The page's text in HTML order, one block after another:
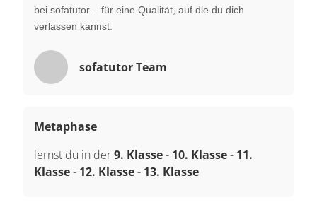
bei sofatutor – für eine Qualität, auf die du dich
verlassen kannst.
sofatutor Team
Metaphase
lernst du in der9. Klasse- 10. Klasse- 11.
Klasse- 12. Klasse- 13. Klasse